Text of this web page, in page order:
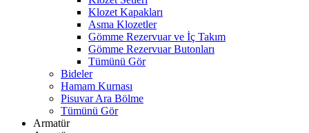
Klozet Kapakları
Asma Klozetler
Gömme Rezervuar ve İç Takım
Gömme Rezervuar Butonları
Tümünü Gör
Bideler
Hamam Kurnası
Pisuvar Ara Bölme
Tümünü Gör
Armatür